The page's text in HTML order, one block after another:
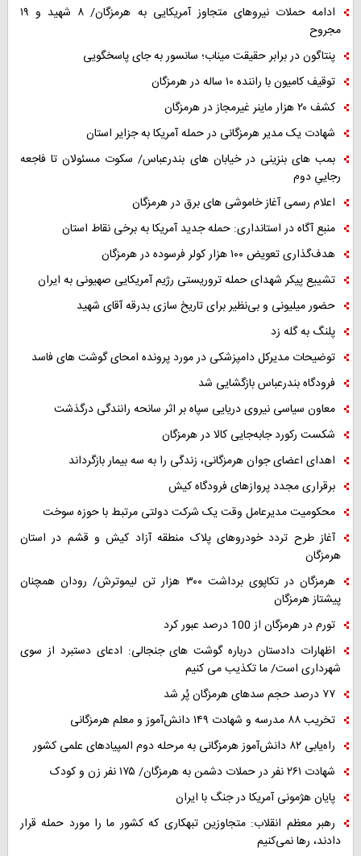
ادامه حملات نیروهای متجاوز آمریکایی به هرمزگان/ ۸ شهید و ۱۹
مجروح
پنتاگون در برابر حقیقت میناب؛ سانسور به جای پاسخگویی
توقیف کامیون با راننده ۱۰ ساله در هرمزگان
کشف ۲۰ هزار ماینر غیرمجاز در هرمزگان
شهادت یک مدیر هرمزگانی در حمله آمریکا به جزایر استان
بمب های بنزینی در خیابان های بندرعباس/ سکوت مسئولان تا فاجعه
رجاییِ دوم
اعلام رسمی آغاز خاموشی های برق در هرمزگان
منبع آگاه در استانداری: حمله جدید آمریکا به برخی نقاط استان
هدف‌گذاری تعویض ۱۰۰ هزار کولر فرسوده در هرمزگان
تشییع پیکر شهدای حمله تروریستی رژیم آمریکایی صهیونی به ایران
حضور میلیونی و بی‌نظیر برای تاریخ سازی بدرقه آقای شهید
پلنگ به گله زد
توضیحات مدیرکل دامپزشکی در مورد پرونده امحای گوشت های فاسد
فرودگاه بندرعباس بازگشایی شد
معاون سیاسی نیروی دریایی سپاه بر اثر سانحه رانندگی درگذشت
شکست رکورد جابه‌جایی کالا در هرمزگان
اهدای اعضای جوان هرمزگانی، زندگی را به سه بیمار بازگرداند
برقراری مجدد پروازهای فرودگاه کیش
محکومیت مدیرعامل وقت یک شرکت دولتی مرتبط با حوزه سوخت
آغاز طرح تردد خودروهای پلاک منطقه آزاد کیش و قشم در استان
هرمزگان
هرمزگان در تکاپوی برداشت ۳۰۰ هزار تن لیموترش/ رودان همچنان
پیشتاز هرمزگان
تورم در هرمزگان از 100 درصد عبور کرد
اظهارات دادستان درباره گوشت های جنجالی: ادعای دستبرد از سوی
شهرداری است/ ما تکذیب می کنیم
۷۷ درصد حجم سدهای هرمزگان پُر شد
تخریب ۸۸ مدرسه و شهادت ۱۴۹ دانش‌آموز و معلم هرمزگانی
راه‌یابی ۸۲ دانش‌آموز هرمزگانی به مرحله دوم المپیادهای علمی کشور
شهادت ۲۶۱ نفر در حملات دشمن به هرمزگان/ ۱۷۵ نفر زن و کودک
پایان هژمونی آمریکا در جنگ با ایران
رهبر معظم انقلاب: متجاوزین تبهکاری که کشور ما را مورد حمله قرار
دادند، رها نمی‌کنیم